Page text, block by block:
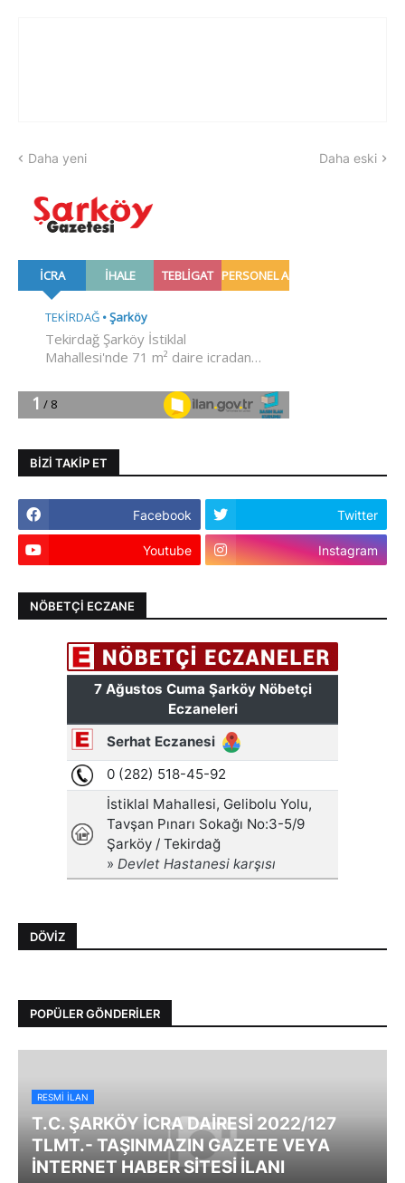
Daha yeni Daha eski
BIZI TAKIP ET
Facebook Twitter
Youtube Instagram
NÖBETÇI ECZANE
DÖVIZ
POPÜLER GÖNDERILER
RESMI İLAN
T.C. ŞARKÖY İCRA DAİRESİ 2022/127
TLMT.- TAŞINMAZIN GAZETE VEYA
İNTERNET HABER SİTESİ İLANI